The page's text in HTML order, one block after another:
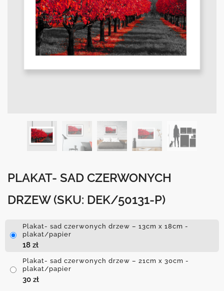
PLAKAT- SAD CZERWONYCH
DRZEW (SKU: DEK/50131-P)
Plakat- sad czerwonych drzew – 13cm x 18cm -
plakat/papier
18 zł
Plakat- sad czerwonych drzew – 21cm x 30cm -
plakat/papier
30 zł